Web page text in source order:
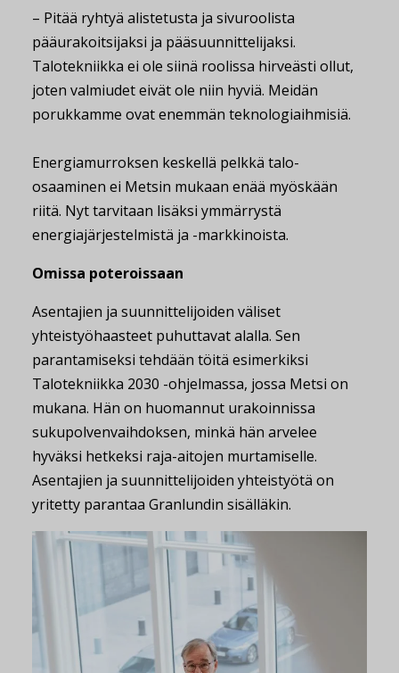
– Pitää ryhtyä alistetusta ja sivuroolista
pääurakoitsijaksi ja pääsuunnittelijaksi.
Talotekniikka ei ole siinä roolissa hirveästi ollut,
joten valmiudet eivät ole niin hyviä. Meidän
porukkamme ovat enemmän teknologiaihmisiä.
Energiamurroksen keskellä pelkkä talo-
osaaminen ei Metsin mukaan enää myöskään
riitä. Nyt tarvitaan lisäksi ymmärrystä
energiajärjestelmistä ja -markkinoista.
Omissa poteroissaan
Asentajien ja suunnittelijoiden väliset
yhteistyöhaasteet puhuttavat alalla. Sen
parantamiseksi tehdään töitä esimerkiksi
Talotekniikka 2030 -ohjelmassa, jossa Metsi on
mukana. Hän on huomannut urakoinnissa
sukupolvenvaihdoksen, minkä hän arvelee
hyväksi hetkeksi raja-aitojen murtamiselle.
Asentajien ja suunnittelijoiden yhteistyötä on
yritetty parantaa Granlundin sisälläkin.